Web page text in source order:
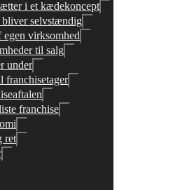
i et kædekoncept
bliver selvstændig
egen virksomhed
til salg
under
franchisetager
franchise
ret